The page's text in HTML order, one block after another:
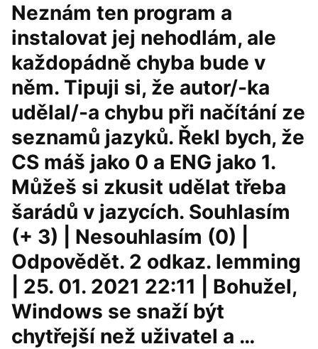
Neznám ten program a
instalovat jej nehodlám, ale
každopádně chyba bude v
něm. Tipuji si, že autor/-ka
udělal/-a chybu při načítání ze
seznamů jazyků. Řekl bych, že
CS máš jako 0 a ENG jako 1.
Můžeš si zkusit udělat třeba
šarádů v jazycích. Souhlasím
(+ 3) | Nesouhlasím (0) |
Odpovědět. 2 odkaz. lemming
| 25. 01. 2021 22:11 | Bohužel,
Windows se snaží být
chytřejší než uživatel a …